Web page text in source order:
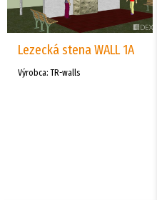
Lezecká stena WALL 1A
Výrobca: TR-walls